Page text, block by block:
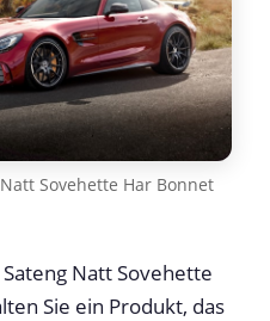
Sovehette Har Bonnet
Natt Sovehette
Sie ein Produkt, das